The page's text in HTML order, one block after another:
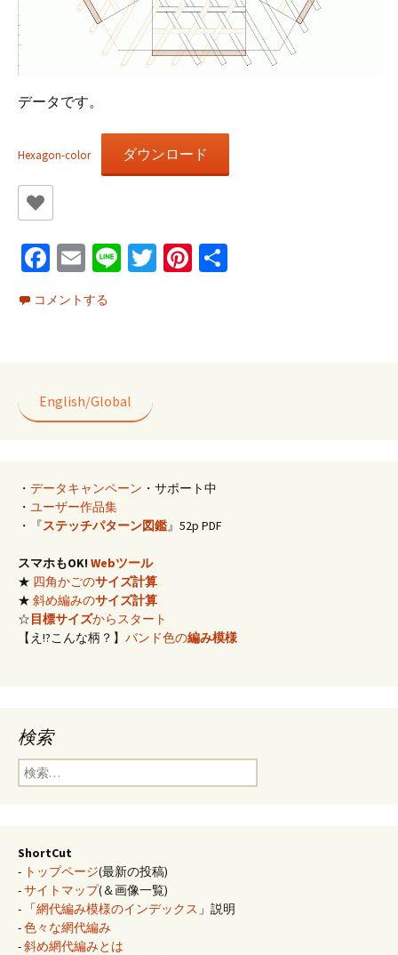
データです。
Hexagon-color ダウンロード
Fa
ce
b
k
E
m
ai
Li T
Pi
コメントする
English/Global
・ データキャンペーン ・サポート中
・ ユーザー作品集
・『ステッチパターン図鑑』52p PDF
スマホもOK! Webツール
★ 四角かごのサイズ計算
★ 斜め編みのサイズ計算
☆目標サイズからスタート
【え!?こんな柄？】 バンド色の編み模様
検索
検
索:
ShortCut
- トップページ(最新の投稿)
-サイトマップ(＆画像一覧)
- 「網代編み模様のインデックス 」説明
-色々な網代編み
-斜め網代編みとは